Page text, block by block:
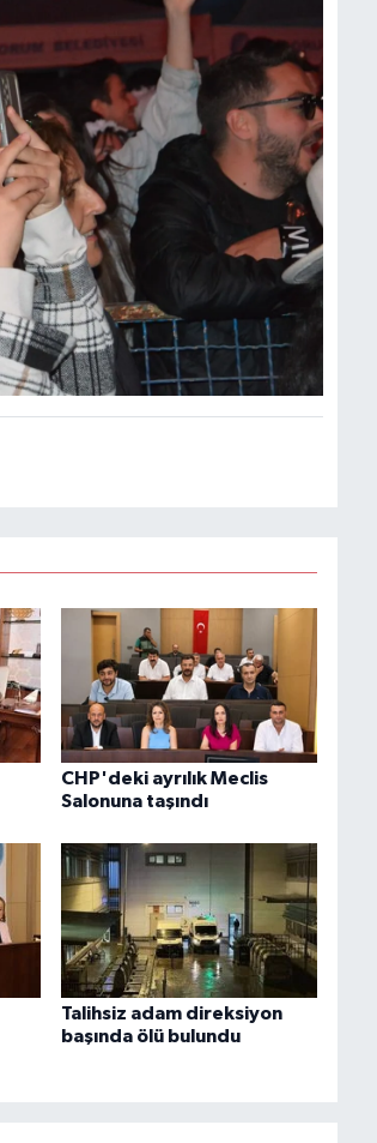
CHP'deki ayrılık Meclis
Salonuna taşındı
Talihsiz adam direksiyon
başında ölü bulundu